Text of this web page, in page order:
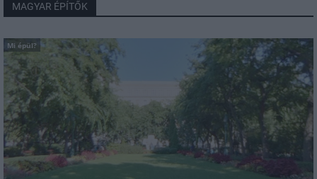
MAGYAR ÉPÍTŐK
Mi épül?